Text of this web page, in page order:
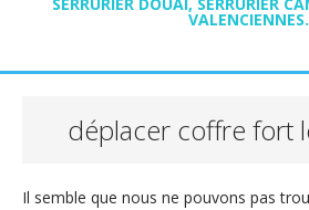
VALENCIENNES.
déplacer coffre fort
Il semble que nous ne pouvons pas